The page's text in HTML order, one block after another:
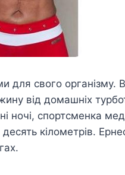
для свого організму.
від домашніх
ночі, спортсменка
кілометрів.